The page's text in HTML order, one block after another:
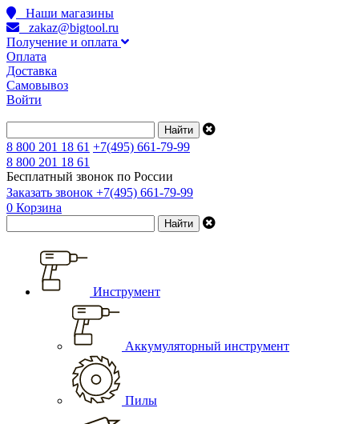
Наши магазины
zakaz@bigtool.ru
Получение и оплата
Оплата
Доставка
Самовывоз
Войти
8 800 201 18 61 +7(495) 661-79-99
8 800 201 18 61
Бесплатный звонок по России
Заказать звонок +7(495) 661-79-99
0 Корзина
Инструмент
Аккумуляторный инструмент
Пилы